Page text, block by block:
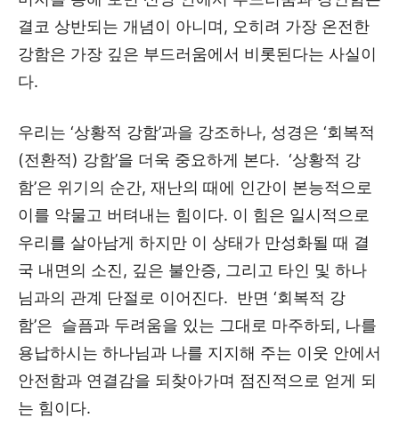
결코 상반되는 개념이 아니며, 오히려 가장 온전한
강함은 가장 깊은 부드러움에서 비롯된다는 사실이
다.
우리는 ‘상황적 강함’과을 강조하나, 성경은 ‘회복적
(전환적) 강함’을 더욱 중요하게 본다. ‘상황적 강
함’은 위기의 순간, 재난의 때에 인간이 본능적으로
이를 악물고 버텨내는 힘이다. 이 힘은 일시적으로
우리를 살아남게 하지만 이 상태가 만성화될 때 결
국 내면의 소진, 깊은 불안증, 그리고 타인 및 하나
님과의 관계 단절로 이어진다. 반면 ‘회복적 강
함’은 슬픔과 두려움을 있는 그대로 마주하되, 나를
용납하시는 하나님과 나를 지지해 주는 이웃 안에서
안전함과 연결감을 되찾아가며 점진적으로 얻게 되
는 힘이다.